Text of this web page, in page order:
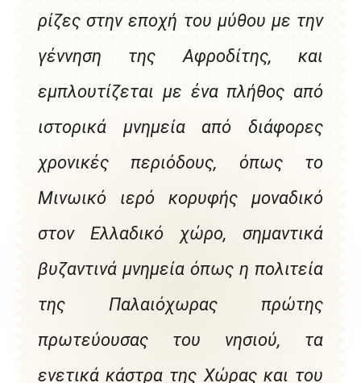
ρίζες στην εποχή του μύθου με την
γέννηση της Αφροδίτης, και
εμπλουτίζεται με ένα πλήθος από
ιστορικά μνημεία από διάφορες
χρονικές περιόδους, όπως το
Μινωικό ιερό κορυφής μοναδικό
στον Ελλαδικό χώρο, σημαντικά
βυζαντινά μνημεία όπως η πολιτεία
της Παλαιόχωρας πρώτης
πρωτεύουσας του νησιού, τα
ενετικά κάστρα της Χώρας και του